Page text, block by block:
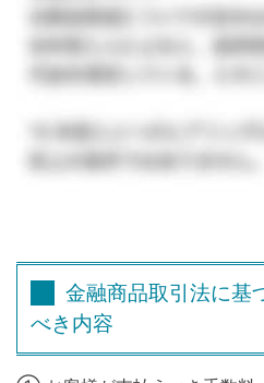
金融商品取引法に基
べき内容